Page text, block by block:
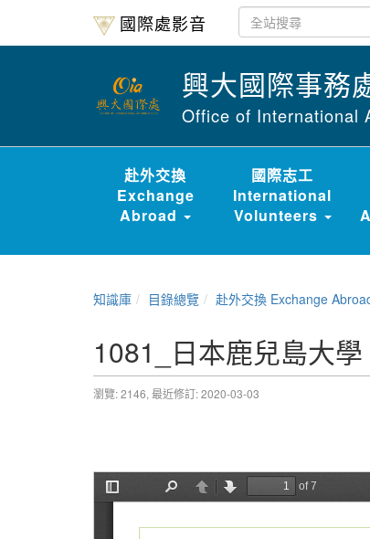
國際處影音
興大國際事務
Office of International
赴外交換
Exchange
Abroad
國際志工
International
Volunteers
知識庫 目錄總覽 赴外交換 Exchange
1081_日本鹿兒島大學
瀏覽: 2146, 最近修訂: 2020-03-03